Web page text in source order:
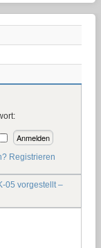
Registrieren
05 vorgestellt –